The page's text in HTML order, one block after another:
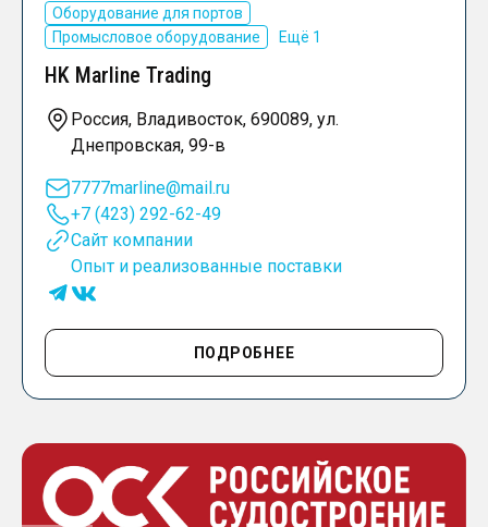
Оборудование для портов
Промысловое оборудование
Ещё 1
HK Marline Trading
Россия, Владивосток, 690089, ул.
Днепровская, 99-в
7777marline@mail.ru
+7 (423) 292-62-49
Сайт компании
Опыт и реализованные поставки
ПОДРОБНЕЕ